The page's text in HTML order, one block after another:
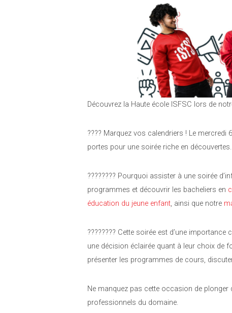
Découvrez la Haute école ISFSC lors de
????️ Marquez vos calendriers ! Le mercredi
portes pour une soirée riche en découvertes.
???????? Pourquoi assister à une soirée
programmes et découvrir les bacheliers en
éducation du jeune enfant, ainsi que notre
???????? Cette soirée est d’une
une décision éclairée quant à leur choix
présenter les programmes de cours,
Ne manquez pas cette occasion de
professionnels du domaine.